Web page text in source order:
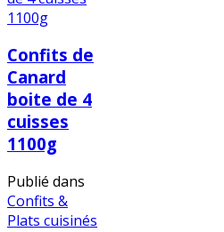
Confits de
Canard
boite de 4
cuisses
1100g
Publié dans
Confits &
Plats cuisinés